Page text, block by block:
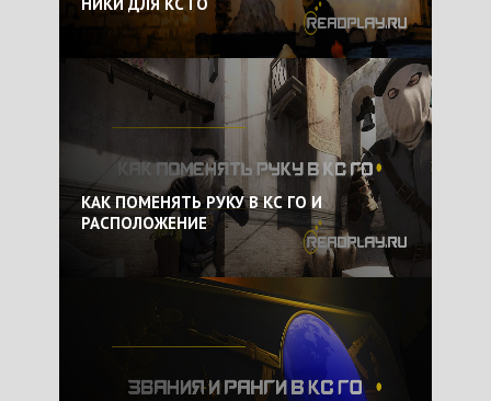
КАК ПОМЕНЯТЬ РУКУ В КС ГО И
РАСПОЛОЖЕНИЕ